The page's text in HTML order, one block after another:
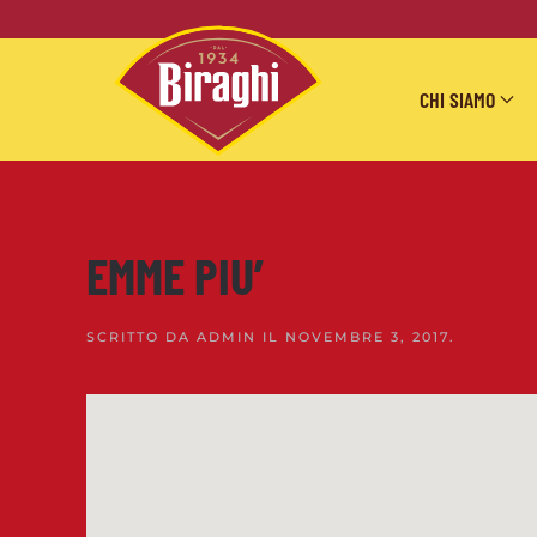
Skip to main content
CHI SIAMO
EMME PIU’
SCRITTO DA ADMIN IL NOVEMBRE 3, 2017.